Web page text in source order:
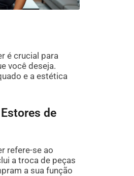
é crucial para
você deseja.
e a estética
de
refere-se ao
a troca de peças
a sua função